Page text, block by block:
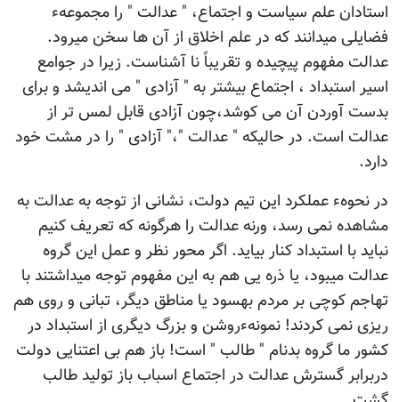
استادان علم سیاست و اجتماع، " عدالت " را مجموعهء
فضایلی میدانند که در علم اخلاق از آن ها سخن میرود.
عدالت مفهوم پیچیده و تقریباً نا آشناست. زیرا در جوامع
اسیر استبداد ، اجتماع بیشتر به " آزادی " می اندیشد و برای
بدست آوردن آن می کوشد،چون آزادی قابل لمس تر از
عدالت است. در حالیکه " عدالت "،" آزادی " را در مشت خود
دارد.
در نحوهء عملکرد این تیم دولت، نشانی از توجه به عدالت به
مشاهده نمی رسد، ورنه عدالت را هرگونه که تعریف کنیم
نباید با استبداد کنار بیاید. اگر محور نظر و عمل این گروه
عدالت میبود، یا ذره یی هم به این مفهوم توجه میداشتند با
تهاجم کوچی بر مردم بهسود یا مناطق دیگر، تبانی و روی هم
ریزی نمی کردند! نمونهءروشن و بزرگ دیگری از استبداد در
کشور ما گروه بدنام " طالب " است! باز هم بی اعتنایی دولت
دربرابر گسترش عدالت در اجتماع اسباب باز تولید طالب